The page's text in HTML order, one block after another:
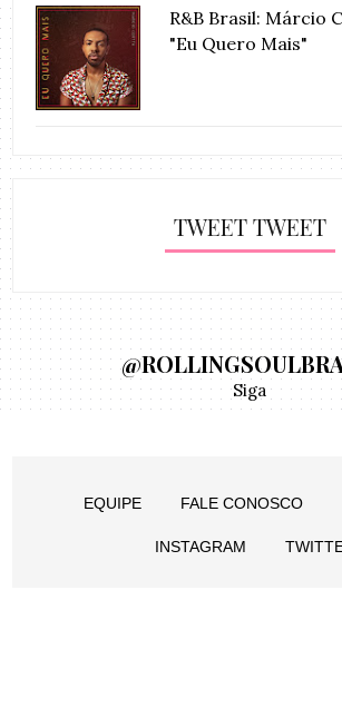
R&B Brasil: Márcio
"Eu Quero Mais"
TWEET TWEET
Siga
EQUIPE FALE CONOSCO
INSTAGRAM